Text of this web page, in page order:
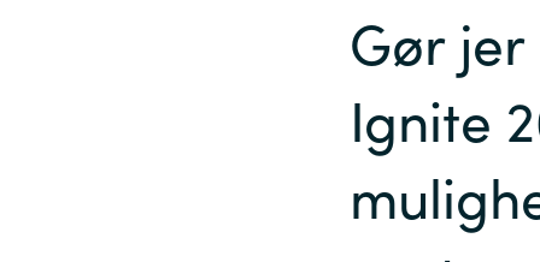
Global site
Austria
Denmark
Softwarepartnere
Channel Partner
Gør
Ignite